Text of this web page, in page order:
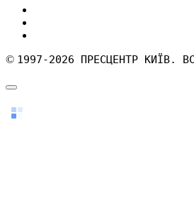
© 1997-2026 ПРЕСЦЕНТР КИЇВ.